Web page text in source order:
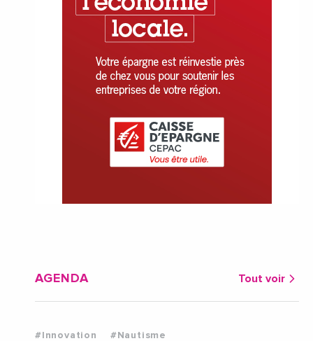
AGENDA Tout voir
#Innovation #Nautisme